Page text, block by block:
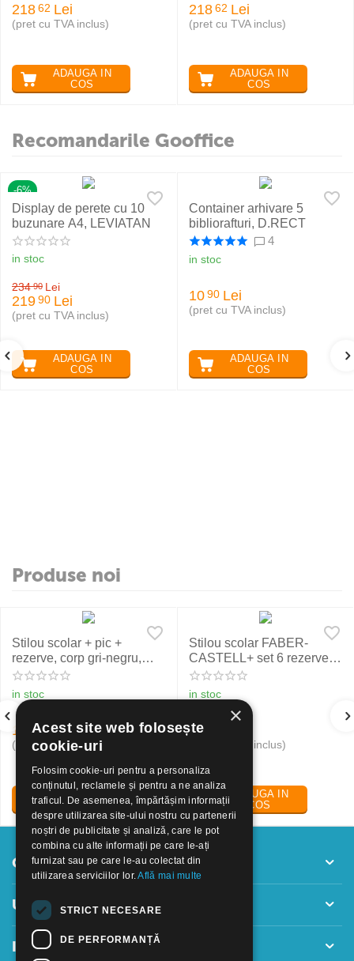
218 62 Lei
(pret cu TVA inclus)
ADAUGA IN
COS
218 62 Lei
(pret cu TVA inclus)
ADAUGA IN
COS
Recomandarile Gooffice
-6%
Display de perete cu 10
buzunare A4, LEVIATAN
in stoc
234 90 Lei
219 90 Lei
(pret cu TVA inclus)
ADAUGA IN
COS
Container arhivare 5
bibliorafturi, D.RECT
4
in stoc
10 90 Lei
(pret cu TVA inclus)
ADAUGA IN
COS
Produse noi
Stilou scolar + pic +
rezerve, corp gri-negru,
NXT Eberhard Faber
in stoc
19 30 Lei
(pret cu TVA inclus)
ADAUGA IN
COS
Stilou scolar FABER-
CASTELL+ set 6 rezerve,
rosu
in stoc
24
(pret cu TVA inclus)
ADAUGA IN
COS
Contul meu
Utile
Informatii
×
Acest site web folosește
cookie-uri
Folosim cookie-uri pentru a personaliza
conținutul, reclamele și pentru a ne analiza
traficul. De asemenea, împărtășim informații
despre utilizarea site-ului nostru cu partenerii
noștri de publicitate și analiză, care le pot
combina cu alte informații pe care le-ați
furnizat sau pe care le-au colectat din
utilizarea serviciilor lor.Află mai multe
STRICT NECESARE
DE PERFORMANȚĂ